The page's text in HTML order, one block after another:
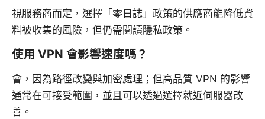
視服務商而定，選擇「零日誌」政策的供應商能降低資
料被收集的風險，但仍需閱讀隱私政策。
使用 VPN 會影響速度嗎？
會，因為路徑改變與加密處理；但高品質 VPN 的影響
通常在可接受範圍，並且可以透過選擇就近伺服器改
善。